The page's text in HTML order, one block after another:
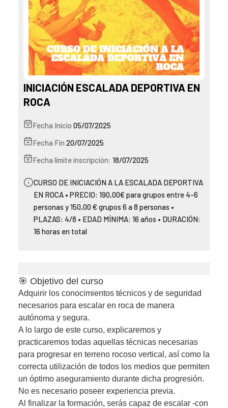
INICIACIÓN ESCALADA DEPORTIVA EN
ROCA
Fecha Inicio 05/07/2025
Fecha Fin 20/07/2025
Fecha límite inscripción: 18/07/2025
CURSO DE INICIACIÓN A LA ESCALADA DEPORTIVA
EN ROCA • PRECIO: 190,00€ para grupos entre 4-6
personas y 150,00 € grupos 6 a 8 personas •
PLAZAS: 4/8 • EDAD MÍNIMA: 16 años • DURACIÓN:
16 horas en total
🎯 Objetivo del curso
Adquirir los conocimientos técnicos y de seguridad
necesarios para escalar en roca de manera
autónoma y segura.
A lo largo de este curso, explicaremos y
practicaremos todas aquellas técnicas necesarias
para progresar en terreno rocoso vertical, así como la
correcta utilización de todos los medios que permiten
un óptimo aseguramiento durante dicha progresión.
No es necesario poseer experiencia previa.
Al finalizar la formación, serás capaz de escalar -con